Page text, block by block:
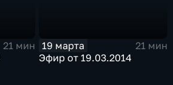
21 мин
19 марта
21 мин
Эфир от 19.03.2014